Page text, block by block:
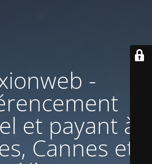
-
et payant à
Cannes et